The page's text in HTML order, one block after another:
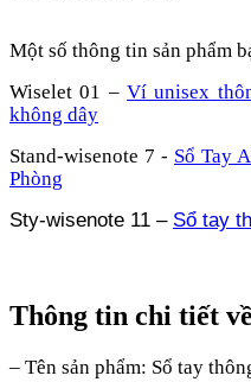
Một số thông tin sản phẩm
Wiselet 01 –Ví unisex
không dây
Stand-wisenote 7 - Sổ Tay
Phòng
Sty-wisenote 11 – Sổ tay
Thông tin chi tiết về
– Tên sản phẩm: Sổ tay